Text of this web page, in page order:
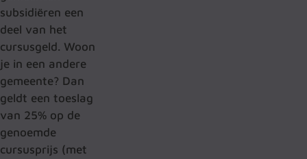
subsidiëren een
deel van het
cursusgeld. Woon
je in een andere
gemeente? Dan
geldt een toeslag
van 25% op de
genoemde
cursusprijs (met